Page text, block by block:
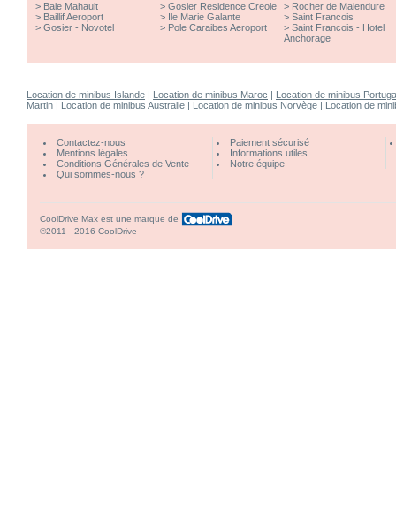
> Baie Mahault
> Baillif Aeroport
> Gosier - Novotel
> Gosier Residence Creole
> Ile Marie Galante
> Pole Caraibes Aeroport
> Rocher de Malendure
>Saint Francois
>Saint Francois - Hotel
Anchorage
Location de minibus Islande | Location de minibus Maroc | Location de minibus
Martin | Location de minibus Australie | Location de minibus Norvège | Location de
Contactez-nous
Mentions légales
Conditions Générales de Vente
Qui sommes-nous ?
Paiement sécurisé
Informations utiles
Notre équipe
CoolDrive Max est une marque de
©2011 - 2016 CoolDrive